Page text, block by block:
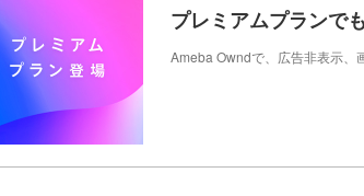
プレミアムプランで
Ameba Owndで、広告非表示、